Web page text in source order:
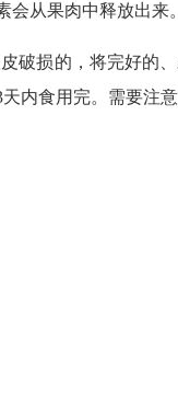
从果肉中释放出来。
破损的，将完好的
内食用完。需要注